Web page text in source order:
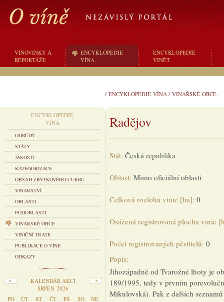
VÍNOVINKY A
REPORTÁŽE
ENCYKLOPEDIE
VÍNA
ENCYKLOPEDIE
VINĚT
/ ENCYKLOPEDIE VÍNA / VINAŘSKÉ OBCE
ENCYKLOPEDIE
VÍNA
ODRŮDY
STÁTY
JAKOSTI
KATEGORIZACE
OBSAH ZBYTKOVÉHO CUKRU
VINAŘSTVÍ
OBLASTI
PODOBLASTI
VINAŘSKÉ OBCE
VINIČNÍ TRATĚ
PUBLIKACE O VÍNĚ
ODKAZY
KALENDÁŘ AKCÍ
SRPEN 2026
PO
ÚT ST ČT PÁ SO NE
Radějov
Stát: Česká republika
Oblast: Mimo oficiální oblasti
Celková rozloha vinic [ha]: 0
Osázená registrovaná plocha vinic
Počet registrovaných pěstitelů: 0
Popis:
Jihozápadně od Tvarožné lhoty je
189/1995, tedy v prvním
Mikulovská). Pak z dalších